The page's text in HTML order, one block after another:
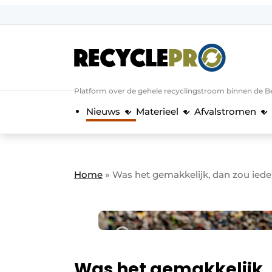
Algemene voorwaarden
Contact
Meest gelezen
Podcasts
RecyclePro | Vakblad over de
Platform over de gehele recyclingstroom binnen de
Nieuws Materieel Afvalstromen
Home » Was het gemakkelijk, dan zou